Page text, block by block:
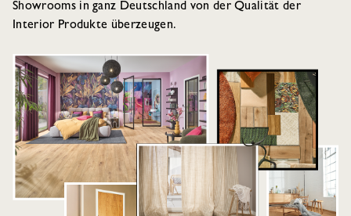
Showrooms in ganz Deutschland von der Qualität der
Interior Produkte überzeugen.